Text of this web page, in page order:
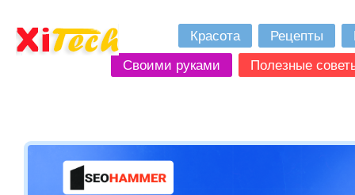
Красота Рецепты
Своими руками
Полезные